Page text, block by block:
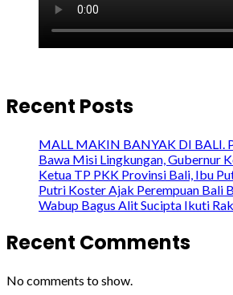
Recent Posts
MALL MAKIN BANYAK DI BALI.
Bawa Misi Lingkungan, Gubernur
Ketua TP PKK Provinsi Bali, Ibu
Putri Koster Ajak Perempuan Bali
Wabup Bagus Alit Sucipta Ikuti
Recent Comments
No comments to show.